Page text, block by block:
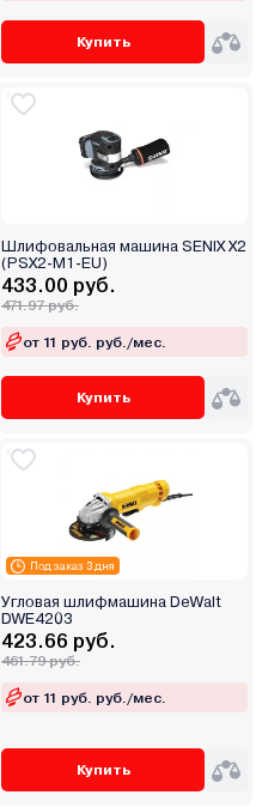
Купить
Шлифовальная машина SENIX X2
(PSX2-M1-EU)
433.00 руб.
471.97 руб.
от 11 руб. руб./мес.
Купить
Под заказ 3 дня
Угловая шлифмашина DeWalt
DWE4203
423.66 руб.
461.79 руб.
от 11 руб. руб./мес.
Купить